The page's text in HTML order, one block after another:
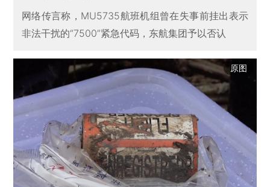
网络传言称，MU5735航班机组曾在失事前挂出表示
非法干扰的“7500”紧急代码，东航集团予以否认
原图